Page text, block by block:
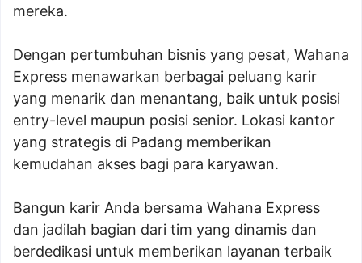
mereka.
Dengan pertumbuhan bisnis yang pesat, Wahana
Express menawarkan berbagai peluang karir
yang menarik dan menantang, baik untuk posisi
entry-level maupun posisi senior. Lokasi kantor
yang strategis di Padang memberikan
kemudahan akses bagi para karyawan.
Bangun karir Anda bersama Wahana Express
dan jadilah bagian dari tim yang dinamis dan
berdedikasi untuk memberikan layanan terbaik